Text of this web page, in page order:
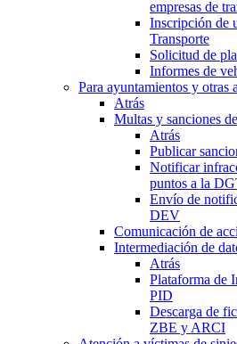
empresas de
Inscripción de
Transporte
Solicitud de
Informes de
Para ayuntamientos y otras
Atrás
Multas y sanciones
Atrás
Publicar
Notificar
puntos a la
Envío de
DEV
Comunicación de
Intermediación de
Atrás
Plataforma de
PID
Descarga de
ZBE y ARCI